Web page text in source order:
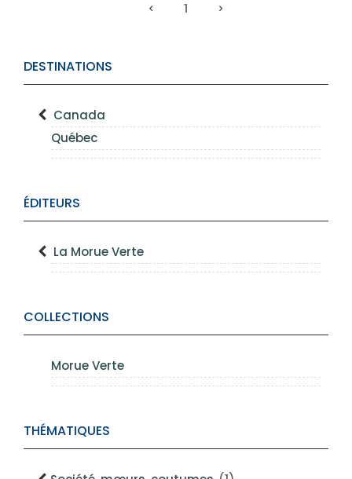
DESTINATIONS
Canada
Québec
ÉDITEURS
La Morue Verte
COLLECTIONS
Morue Verte
THÉMATIQUES
1